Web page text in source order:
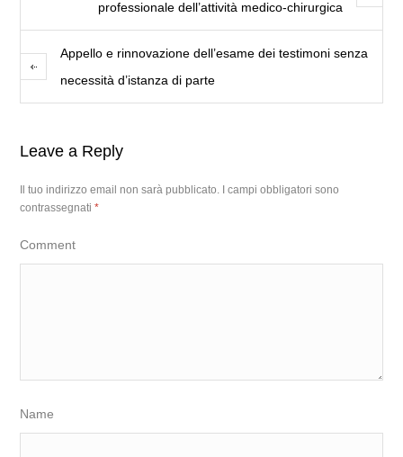
professionale dell’attività medico-chirurgica
Appello e rinnovazione dell’esame dei testimoni senza
necessità d’istanza di parte
Leave a Reply
Il tuo indirizzo email non sarà pubblicato.
I campi obbligatori sono
contrassegnati*
Comment
Name